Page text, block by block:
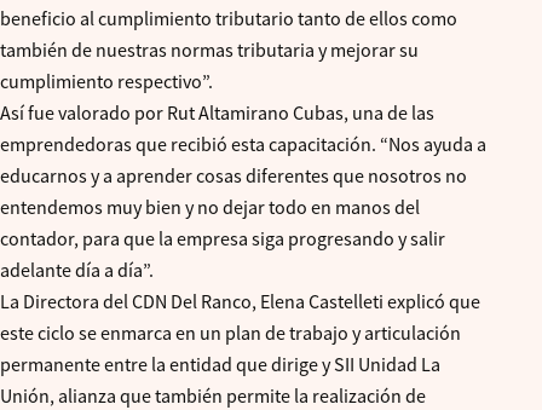
beneficio al cumplimiento tributario tanto de ellos como
también de nuestras normas tributaria y mejorar su
cumplimiento respectivo”.
Así fue valorado por Rut Altamirano Cubas, una de las
emprendedoras que recibió esta capacitación. “Nos ayuda a
educarnos y a aprender cosas diferentes que nosotros no
entendemos muy bien y no dejar todo en manos del
contador, para que la empresa siga progresando y salir
adelante día a día”.
La Directora del CDN Del Ranco, Elena Castelleti explicó que
este ciclo se enmarca en un plan de trabajo y articulación
permanente entre la entidad que dirige y SII Unidad La
Unión, alianza que también permite la realización de